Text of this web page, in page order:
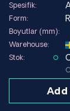
Spesifik:
Form:
Boyutlar (mm):
Warehouse:
Stok: